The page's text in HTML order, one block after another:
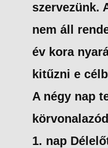
szervezünk.
nem áll
év kora
kitűzni e
A négy nap
1. nap